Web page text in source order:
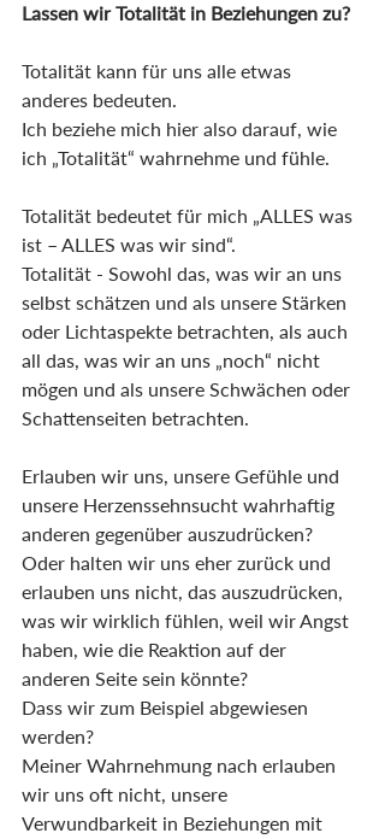
Lassen wir Totalität in Beziehungen zu?
Totalität kann für uns alle etwas
anderes bedeuten.
Ich beziehe mich hier also darauf, wie
ich „Totalität“ wahrnehme und fühle.
Totalität bedeutet für mich „ALLES was
ist – ALLES was wir sind“.
Totalität - Sowohl das, was wir an uns
selbst schätzen und als unsere Stärken
oder Lichtaspekte betrachten, als auch
all das, was wir an uns „noch“ nicht
mögen und als unsere Schwächen oder
Schattenseiten betrachten.
Erlauben wir uns, unsere Gefühle und
unsere Herzenssehnsucht wahrhaftig
anderen gegenüber auszudrücken?
Oder halten wir uns eher zurück und
erlauben uns nicht, das auszudrücken,
was wir wirklich fühlen, weil wir Angst
haben, wie die Reaktion auf der
anderen Seite sein könnte?
Dass wir zum Beispiel abgewiesen
werden?
Meiner Wahrnehmung nach erlauben
wir uns oft nicht, unsere
Verwundbarkeit in Beziehungen mit